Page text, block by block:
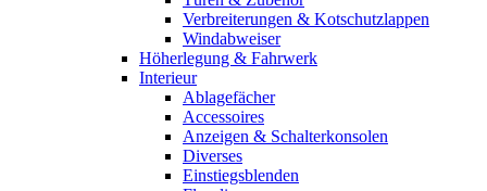
Verbreiterungen & Kotschutzlappen
Windabweiser
Höherlegung & Fahrwerk
Interieur
Ablagefächer
Accessoires
Anzeigen & Schalterkonsolen
Diverses
Einstiegsblenden